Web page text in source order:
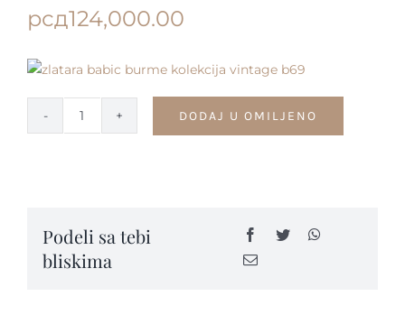
Nakit
рсд124,000.00
Burme
quantity
DODAJ U OMILJENO
Podeli sa tebi
bliskima